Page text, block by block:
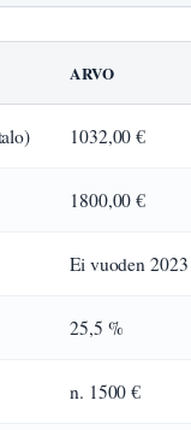
ARVO
1032,00 €
1800,00 €
Ei vuoden
25,5 %
n. 1500 €